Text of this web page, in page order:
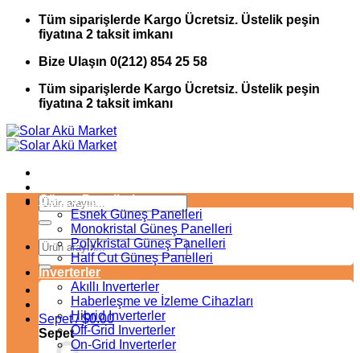
İçeriğeTüm siparişlerde Kargo Ücretsiz. Üstelik peşin
fiyatına 2 taksit imkanı
Bize Ulaşın 0(212) 854 25 58
Tüm siparişlerde Kargo Ücretsiz. Üstelik peşin
fiyatına 2 taksit imkanı
Ara:
Ara:
Sepet /$0.00
Sepet
Güneş Panelleri
Esnek Güneş Panelleri
Monokristal Güneş Panelleri
Polykristal Güneş Panelleri
Half Cut Güneş Panelleri
Inverterler
Akıllı Inverterler
Haberleşme ve İzleme Cihazları
Hibrid Inverterler
Off-Grid Inverterler
On-Grid Inverterler